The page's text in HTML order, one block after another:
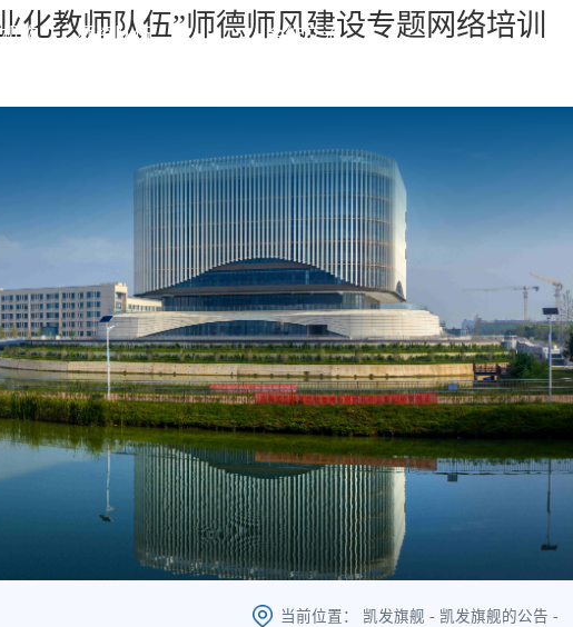
教师队伍”师德师风建设专题网络培训
机构 师资队伍 合作交流
当前位置： 凯发旗舰 - 凯发旗舰的公告 -